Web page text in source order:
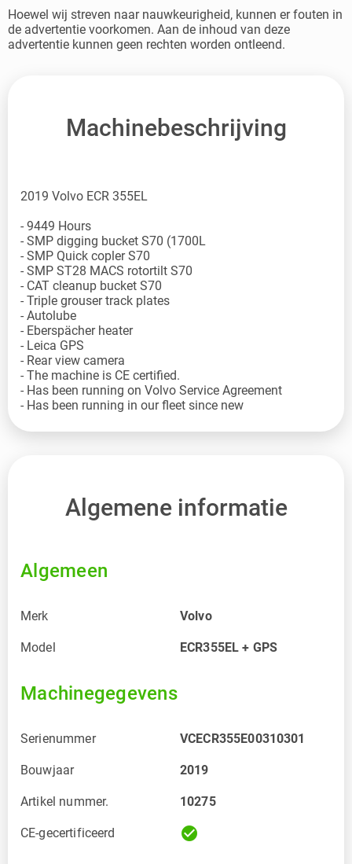
Hoewel wij streven naar nauwkeurigheid, kunnen er fouten in
de advertentie voorkomen. Aan de inhoud van deze
advertentie kunnen geen rechten worden ontleend.
Machinebeschrijving
2019 Volvo ECR 355EL
- 9449 Hours
- SMP digging bucket S70 (1700L
- SMP Quick copler S70
- SMP ST28 MACS rotortilt S70
- CAT cleanup bucket S70
- Triple grouser track plates
- Autolube
- Eberspächer heater
- Leica GPS
- Rear view camera
- The machine is CE certified.
- Has been running on Volvo Service Agreement
- Has been running in our fleet since new
Algemene informatie
Algemeen
Merk Volvo
Model ECR355EL + GPS
Machinegegevens
Serienummer VCECR355E00310301
Bouwjaar 2019
Artikel nummer. 10275
CE-gecertificeerd check_circle